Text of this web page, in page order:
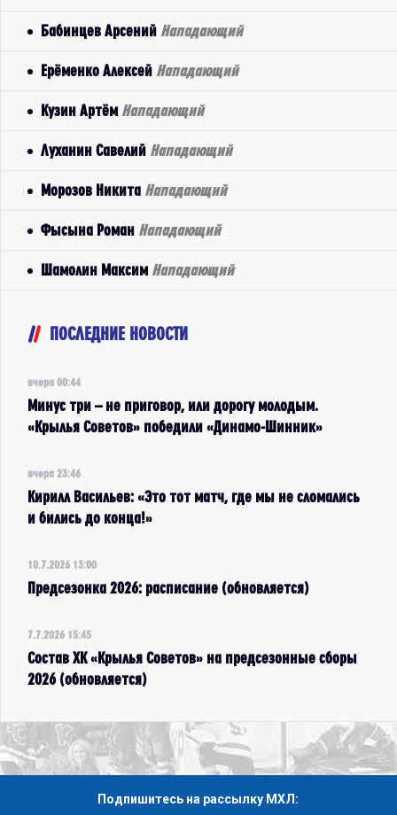
Бабинцев Арсений Нападающий
Ерёменко Алексей Нападающий
Кузин Артём Нападающий
Луханин Савелий Нападающий
Морозов Никита Нападающий
Фысына Роман Нападающий
Шамолин Максим Нападающий
ПОСЛЕДНИЕ НОВОСТИ
вчера 00:44
Минус три – не приговор, или дорогу молодым.
«Крылья Советов» победили «Динамо-Шинник»
вчера 23:46
Кирилл Васильев: «Это тот матч, где мы не сломались
и бились до конца!»
10.7.2026 13:00
Предсезонка 2026: расписание (обновляется)
7.7.2026 15:45
Состав ХК «Крылья Советов» на предсезонные сборы
2026 (обновляется)
Подпишитесь на рассылку МХЛ: